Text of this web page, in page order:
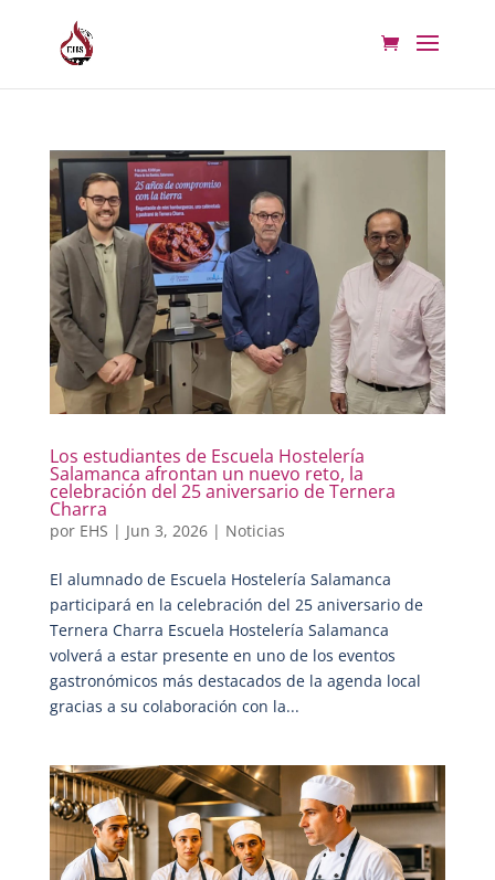
Los estudiantes de Escuela Hostelería
Salamanca afrontan un nuevo reto, la
celebración del 25 aniversario de Ternera
Charra
por EHS | Jun 3, 2026| Noticias
El alumnado de Escuela Hostelería Salamanca
participará en la celebración del 25 aniversario de
Ternera Charra Escuela Hostelería Salamanca
volverá a estar presente en uno de los eventos
gastronómicos más destacados de la agenda local
gracias a su colaboración con la...